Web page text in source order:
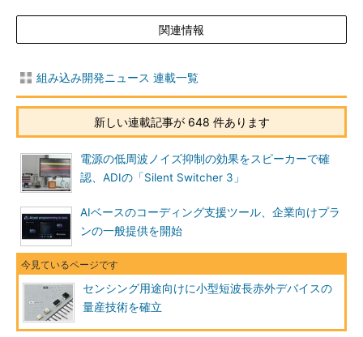
関連情報
組み込み開発ニュース 連載一覧
新しい連載記事が 648 件あります
電源の低周波ノイズ抑制の効果をスピーカーで確
認、ADIの「Silent Switcher 3」
AIベースのコーディング支援ツール、企業向けプラ
ンの一般提供を開始
センシング用途向けに小型短波長赤外デバイスの
量産技術を確立